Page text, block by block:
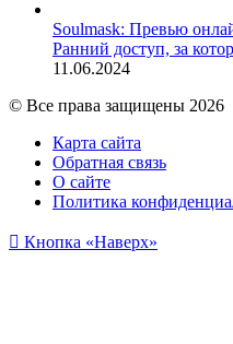
Soulmask: Превью
Ранний доступ, за
11.06.2024
© Все права защищены 2026
Карта сайта
Обратная связь
О сайте
Политика
Кнопка «Наверх»